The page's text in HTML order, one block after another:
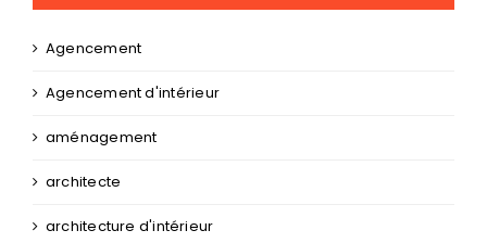
Agencement
Agencement d'intérieur
aménagement
architecte
architecture d'intérieur